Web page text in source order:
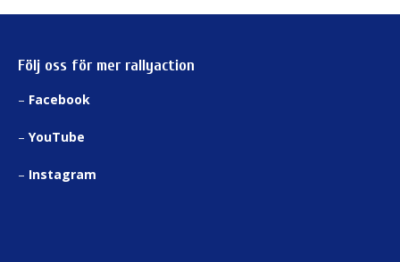
Följ oss för mer rallyaction
– Facebook
– YouTube
– Instagram